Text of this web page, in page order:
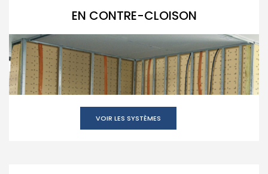
EN CONTRE-CLOISON
VOIR LES SYSTÈMES